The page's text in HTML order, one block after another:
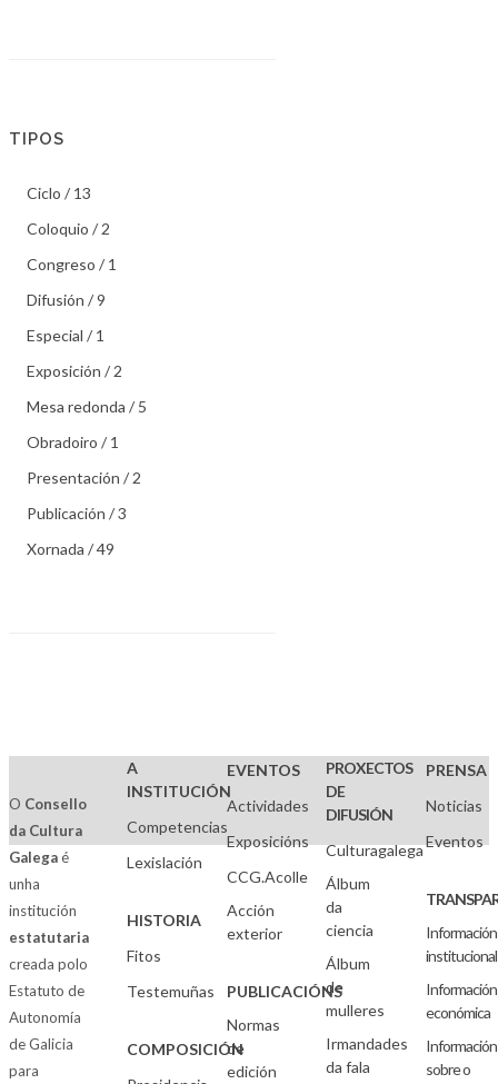
TIPOS
Ciclo / 13
Coloquio / 2
Congreso / 1
Difusión / 9
Especial / 1
Exposición / 2
Mesa redonda / 5
Obradoiro / 1
Presentación / 2
Publicación / 3
Xornada / 49
O Consello
da Cultura
Galegaé
unha
institución
estatutaria
creada polo
Estatuto de
Autonomía
de Galicia
para
A
INSTITUCIÓN
Competencias
Lexislación
HISTORIA
Fitos
Testemuñas
COMPOSICIÓN
EVENTOS
Actividades
Exposicións
CCG.Acolle
Acción
exterior
PUBLICACIÓNS
Normas
de
edición
PROXECTOS
DE
DIFUSIÓN
Culturagalega
Álbum
da
ciencia
Álbum
de
mulleres
Irmandades
da fala
PRENSA
Noticias
Eventos
Información
institucional
Información
económica
Información
sobre o